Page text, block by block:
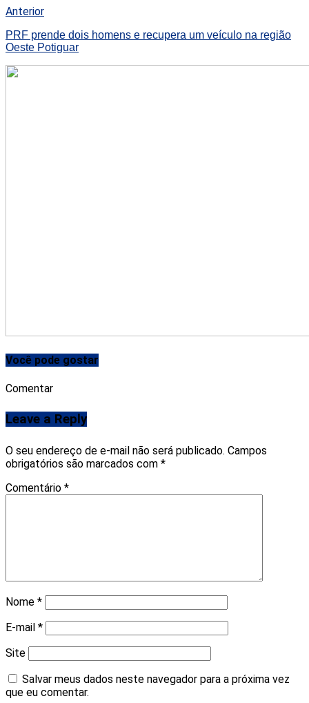
Anterior
PRF prende dois homens e recupera um veículo na região
Oeste Potiguar
Você pode gostar
Comentar
Leave a Reply
O seu endereço de e-mail não será publicado. Campos
obrigatórios são marcados com *
Comentário *
Nome *
E-mail *
Site
Salvar meus dados neste navegador para a próxima vez
que eu comentar.